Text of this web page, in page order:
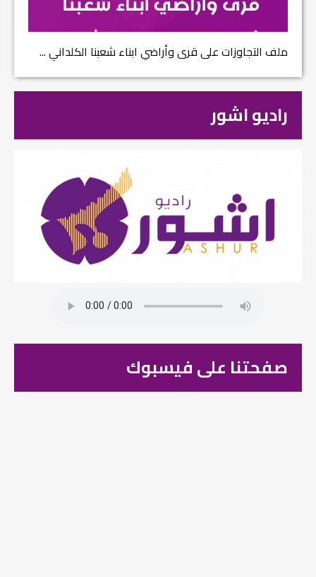
ملف التجاوزات على قرى وأراضي ابناء شعبنا الكلداني ...
راديو اشور
صفحتنا على فيسبوك